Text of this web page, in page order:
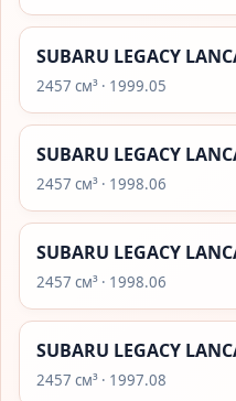
SUBARU LEGACY
2457 см³ · 1999.05
SUBARU LEGACY
2457 см³ · 1998.06
SUBARU LEGACY
2457 см³ · 1998.06
SUBARU LEGACY
2457 см³ · 1997.08